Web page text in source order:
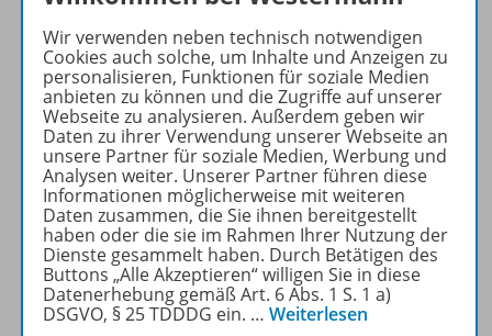
Zugehörige Produkte
Inhaltsverzeichnis
Empfehlungen der Redaktion
Benachrichtigungs-Service
Wir verwenden neben technisch notwendigen
Cookies auch solche, um Inhalte und Anzeigen zu
personalisieren, Funktionen für soziale Medien
anbieten zu können und die Zugriffe auf unserer
Webseite zu analysieren. Außerdem geben wir
Daten zu ihrer Verwendung unserer Webseite an
unsere Partner für soziale Medien, Werbung und
Analysen weiter. Unserer Partner führen diese
Informationen möglicherweise mit weiteren
Daten zusammen, die Sie ihnen bereitgestellt
haben oder die sie im Rahmen Ihrer Nutzung der
Dienste gesammelt haben. Durch Betätigen des
Buttons „Alle Akzeptieren“ willigen Sie in diese
Datenerhebung gemäß Art. 6 Abs. 1 S. 1 a)
DSGVO, § 25 TDDDG ein. … Weiterlesen